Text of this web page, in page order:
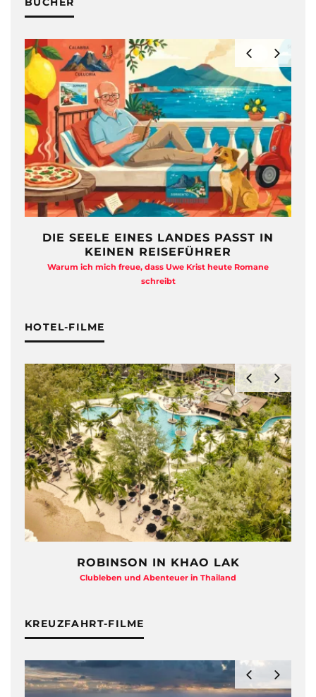
DIE SEELE EINES LANDES PASST IN
KEINEN REISEFÜHRER
Warum ich mich freue, dass Uwe Krist heute Romane
schreibt
HOTEL-FILME
ROBINSON IN KHAO LAK
Clubleben und Abenteuer in Thailand
KREUZFAHRT-FILME